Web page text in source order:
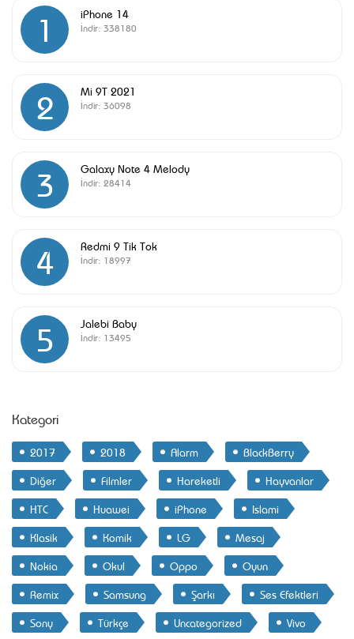
1 iPhone 14
İndir: 338180
2 Mi 9T 2021
İndir: 36098
3 Galaxy Note 4 Melody
İndir: 28414
4 Redmi 9 Tik Tok
İndir: 18997
5 Jalebi Baby
İndir: 13495
Kategori
2017 2018 Alarm
BlackBerry
Diğer
Filmler Hareketli
Hayvanlar
HTC
Huawei iPhone
Islami
Klasik
Komik LG
Mesaj
Nokia
Okul Oppo
Oyun
Remix
Samsung Şarkı
Ses Efektleri
Sony
Türkçe Uncategorized Vivo